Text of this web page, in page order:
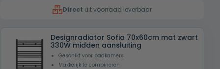
€ 205,00.€ 149,00.
Direct uit voorraad leverbaar
Designradiator Sofia 70x60cm mat zwart
330W midden aansluiting
Geschikt voor badkamers
Makkelijk te combineren